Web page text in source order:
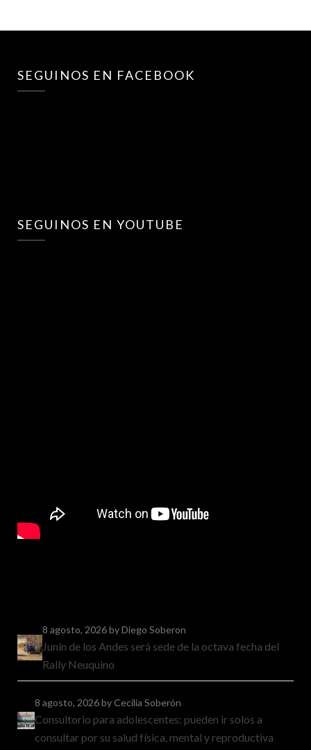
SEGUINOS EN FACEBOOK
SEGUINOS EN YOUTUBE
8 agosto, 2026by Diego Soberon
Junín de los Andes será sede de la octava fecha del
Rally Neuquino
8 agosto, 2026by Cecilia Soberón
Consultorio para adolescentes: pueden ir solos a
consultar por su salud física, mental y reproductiva